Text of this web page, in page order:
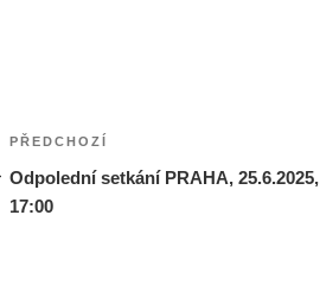
Navigace
pro
příspěvek
Předchozí
příspěvek
PŘEDCHOZÍ
Odpolední setkání PRAHA, 25.6.2025,
17:00